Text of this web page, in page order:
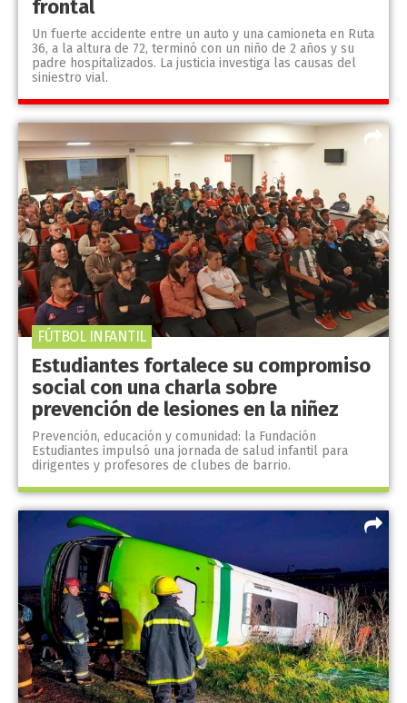
frontal
Un fuerte accidente entre un auto y una camioneta en Ruta
36, a la altura de 72, terminó con un niño de 2 años y su
padre hospitalizados. La justicia investiga las causas del
siniestro vial.
Estudiantes fortalece su compromiso
social con una charla sobre
prevención de lesiones en la niñez
Prevención, educación y comunidad: la Fundación
Estudiantes impulsó una jornada de salud infantil para
dirigentes y profesores de clubes de barrio.
FÚTBOL INFANTIL